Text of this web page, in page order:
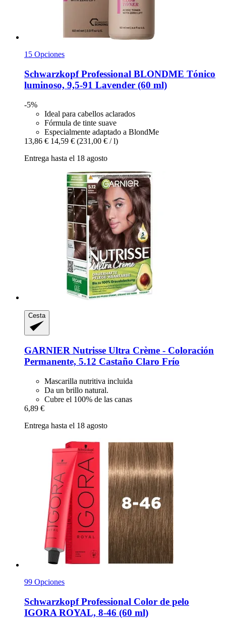
15 Opciones
Schwarzkopf Professional BLONDME Tónico
luminoso, 9,5-​91 Lavender (60 ml)
-5%
Ideal para cabellos aclarados
Fórmula de tinte suave
Especialmente adaptado a BlondMe
13,86 € 14,59 € (231,00 € / l)
Entrega hasta el 18 agosto
Cesta
GARNIER Nutrisse Ultra Crème -​ Coloración
Permanente, 5.12 Castaño Claro Frío
Mascarilla nutritiva incluida
Da un brillo natural.
Cubre el 100% de las canas
6,89 €
Entrega hasta el 18 agosto
99 Opciones
Schwarzkopf Professional Color de pelo
IGORA ROYAL, 8-​46 (60 ml)